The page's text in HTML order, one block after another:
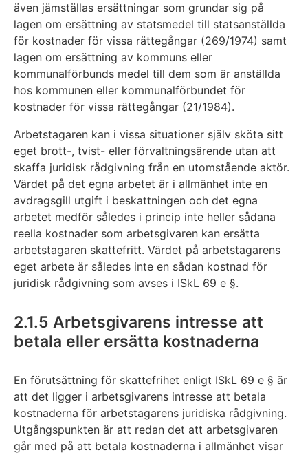
även jämställas ersättningar som grundar sig på
lagen om ersättning av statsmedel till statsanställda
för kostnader för vissa rättegångar (269/1974) samt
lagen om ersättning av kommuns eller
kommunalförbunds medel till dem som är anställda
hos kommunen eller kommunalförbundet för
kostnader för vissa rättegångar (21/1984).
Arbetstagaren kan i vissa situationer själv sköta sitt
eget brott-, tvist- eller förvaltningsärende utan att
skaffa juridisk rådgivning från en utomstående aktör.
Värdet på det egna arbetet är i allmänhet inte en
avdragsgill utgift i beskattningen och det egna
arbetet medför således i princip inte heller sådana
reella kostnader som arbetsgivaren kan ersätta
arbetstagaren skattefritt. Värdet på arbetstagarens
eget arbete är således inte en sådan kostnad för
juridisk rådgivning som avses i ISkL 69 e §.
2.1.5 Arbetsgivarens intresse att
betala eller ersätta kostnaderna
En förutsättning för skattefrihet enligt ISkL 69 e § är
att det ligger i arbetsgivarens intresse att betala
kostnaderna för arbetstagarens juridiska rådgivning.
Utgångspunkten är att redan det att arbetsgivaren
går med på att betala kostnaderna i allmänhet visar